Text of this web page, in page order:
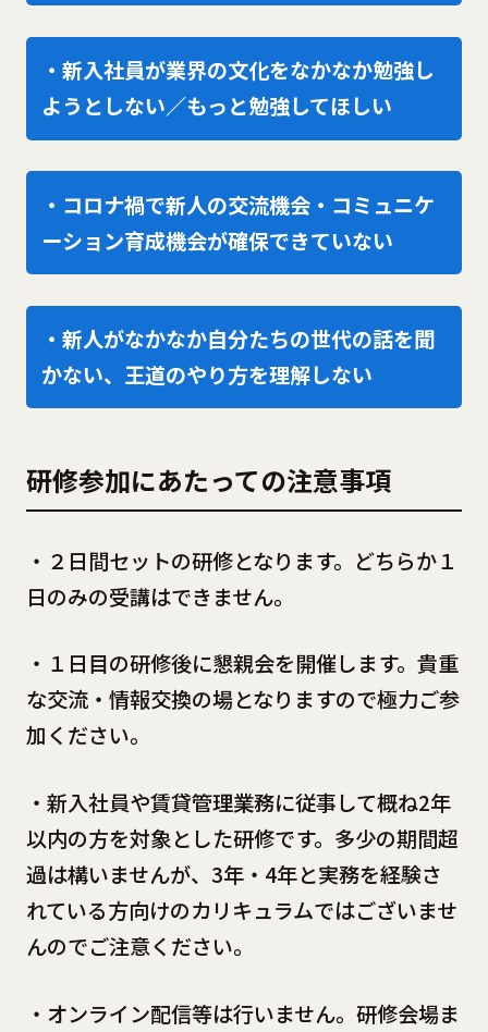
・新入社員が業界の文化をなかなか勉強し
ようとしない／もっと勉強してほしい
・コロナ禍で新人の交流機会・コミュニケ
ーション育成機会が確保できていない
・新人がなかなか自分たちの世代の話を聞
かない、王道のやり方を理解しない
研修参加にあたっての注意事項
・２日間セットの研修となります。どちらか１
日のみの受講はできません。
・１日目の研修後に懇親会を開催します。貴重
な交流・情報交換の場となりますので極力ご参
加ください。
・新入社員や賃貸管理業務に従事して概ね2年
以内の方を対象とした研修です。多少の期間超
過は構いませんが、3年・4年と実務を経験さ
れている方向けのカリキュラムではございませ
んのでご注意ください。
・オンライン配信等は行いません。研修会場ま